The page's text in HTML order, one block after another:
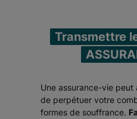
Transmettre
Une assurance-vie peut
de perpétuer votre
formes de souffrance.